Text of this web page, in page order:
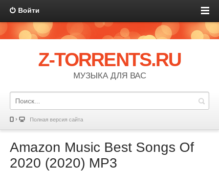
Войти
Z-TORRENTS.RU
МУЗЫКА ДЛЯ ВАС
Полная версия сайта
Amazon Music Best Songs Of
2020 (2020) MP3